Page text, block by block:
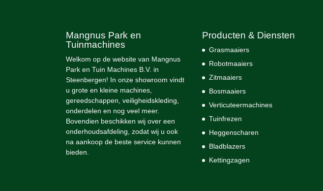
Mangnus Park en
Tuinmachines
Welkom op de website van Mangnus
Park en Tuin Machines B.V. in
Steenbergen! In onze showroom vindt
u grote en kleine machines,
gereedschappen, veiligheidskleding,
onderdelen en nog veel meer.
Bovendien beschikken wij over een
onderhoudsafdeling, zodat wij u ook
na aankoop de beste service kunnen
bieden.
Producten & Diensten
Grasmaaiers
Robotmaaiers
Zitmaaiers
Bosmaaiers
Verticuteermachines
Tuinfrezen
Heggenscharen
Bladblazers
Kettingzagen